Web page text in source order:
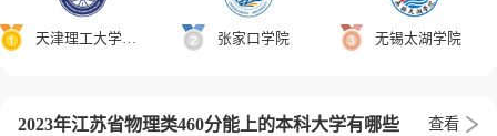
天津理工大学中环信息学院 张家口学院 无锡太湖学院
2023年江苏省物理类460分能上的本科大学有哪些 查看